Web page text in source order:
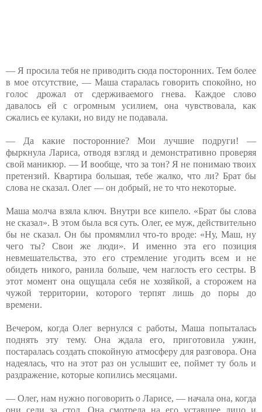
— Я просила тебя не приводить сюда посторонних. Тем более
в мое отсутствие, — Маша старалась говорить спокойно, но
голос дрожал от сдерживаемого гнева. Каждое слово
давалось ей с огромным усилием, она чувствовала, как
сжались ее кулаки, но виду не подавала.
— Да какие посторонние? Мои лучшие подруги! —
фыркнула Лариса, отводя взгляд и демонстративно проверяя
свой маникюр. — И вообще, что за тон? Я не понимаю твоих
претензий. Квартира большая, тебе жалко, что ли? Брат бы
слова не сказал. Олег — он добрый, не то что некоторые.
Маша молча взяла ключ. Внутри все кипело. «Брат бы слова
не сказал». В этом была вся суть. Олег, ее муж, действительно
бы не сказал. Он бы промямлил что-то вроде: «Ну, Маш, ну
чего ты? Свои же люди». И именно эта его позиция
невмешательства, это его стремление угодить всем и не
обидеть никого, ранила больше, чем наглость его сестры. В
этот момент она ощущала себя не хозяйкой, а сторожем на
чужой территории, которого терпят лишь до поры до
времени.
Вечером, когда Олег вернулся с работы, Маша попыталась
поднять эту тему. Она ждала его, приготовила ужин,
постаралась создать спокойную атмосферу для разговора. Она
надеялась, что на этот раз он услышит ее, поймет ту боль и
раздражение, которые копились месяцами.
— Олег, нам нужно поговорить о Ларисе, — начала она, когда
они сели за стол. Она смотрела на его уставшее лицо и